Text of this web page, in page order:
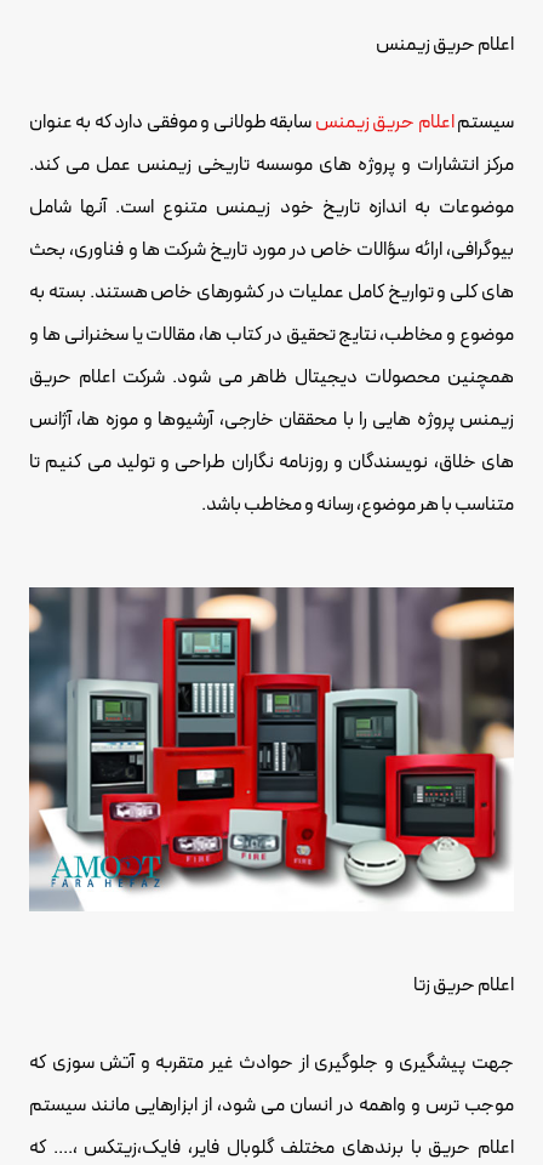
اعلام حریق زیمنس
سیستماعلام حریق زیمنسسابقه طولانی و موفقی دارد که به عنوان
مرکز انتشارات و پروژه های موسسه تاریخی زیمنس عمل می کند.
موضوعات به اندازه تاریخ خود زیمنس متنوع است. آنها شامل
بیوگرافی، ارائه سؤالات خاص در مورد تاریخ شرکت ها و فناوری، بحث
های کلی و تواریخ کامل عملیات در کشورهای خاص هستند. بسته به
موضوع و مخاطب، نتایج تحقیق در کتاب ها، مقالات یا سخنرانی ها و
همچنین محصولات دیجیتال ظاهر می شود. شرکت اعلام حریق
زیمنس پروژه هایی را با محققان خارجی، آرشیوها و موزه ها، آژانس
های خلاق، نویسندگان و روزنامه نگاران طراحی و تولید می کنیم تا
متناسب با هر موضوع، رسانه و مخاطب باشد.
اعلام حریق زتا
جهت پیشگیری و جلوگیری از حوادث غیر متقربه و آتش سوزی که
موجب ترس و واهمه در انسان می شود، از ابزارهایی مانند سیستم
اعلام حریق با برندهای مختلف گلوبال فایر، فایک،زیتکس ،.... که